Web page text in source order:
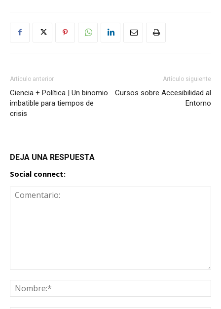
Artículo anterior
Ciencia + Política | Un binomio
imbatible para tiempos de
crisis
Artículo siguiente
Cursos sobre Accesibilidad al
Entorno
DEJA UNA RESPUESTA
Social connect: